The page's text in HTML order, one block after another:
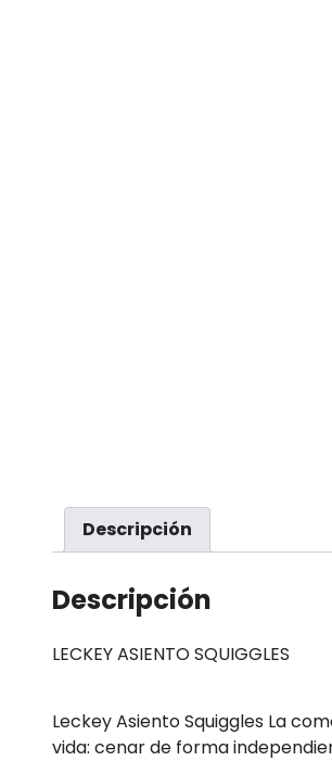
Descripción
Descripción
LECKEY ASIENTO SQUIGGLES
Leckey Asiento Squiggles La
vida: cenar de forma